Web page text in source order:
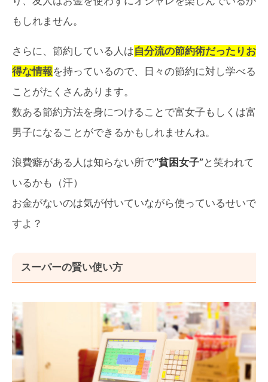
もしれません。
さらに、節約している人は自分流の節約術だったりお
得な情報を持っているので、日々の節約に対し学べる
ことがたくさんあります。
数ある節約方法を身につけることで富女子もしくは富
男子になることができるかもしれませんね。
浪費癖がある人は知らない所で“貧困女子”と笑われて
いるかも（汗）
お金がないのは気が付いていながら使っているせいで
すよ？
スーパーの賢い使い方